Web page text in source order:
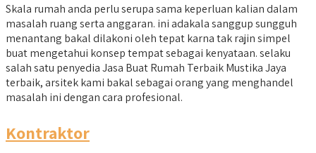
Skala rumah anda perlu serupa sama keperluan kalian dalam
masalah ruang serta anggaran. ini adakala sanggup sungguh
menantang bakal dilakoni oleh tepat karna tak rajin simpel
buat mengetahui konsep tempat sebagai kenyataan. selaku
salah satu penyedia Jasa Buat Rumah Terbaik Mustika Jaya
terbaik, arsitek kami bakal sebagai orang yang menghandel
masalah ini dengan cara profesional.
Kontraktor